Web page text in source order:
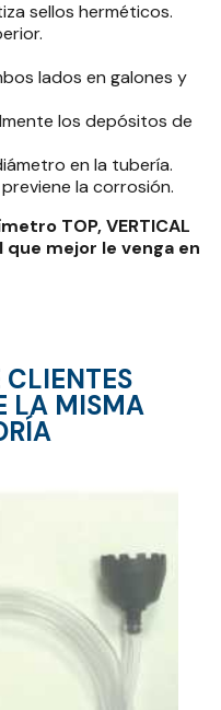
sellos herméticos.
lados en galones y
los depósitos de
en la tubería.
la corrosión.
TOP, VERTICAL
que mejor le venga en
CLIENTES
LA MISMA